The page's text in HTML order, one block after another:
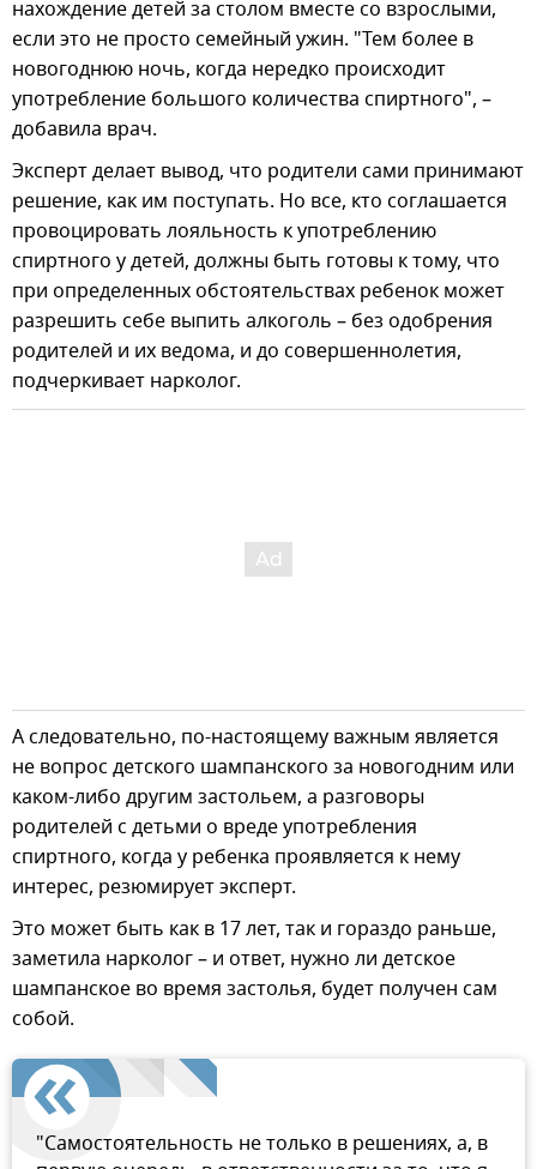
нахождение детей за столом вместе со взрослыми,
если это не просто семейный ужин. "Тем более в
новогоднюю ночь, когда нередко происходит
употребление большого количества спиртного", –
добавила врач.
Эксперт делает вывод, что родители сами принимают
решение, как им поступать. Но все, кто соглашается
провоцировать лояльность к употреблению
спиртного у детей, должны быть готовы к тому, что
при определенных обстоятельствах ребенок может
разрешить себе выпить алкоголь – без одобрения
родителей и их ведома, и до совершеннолетия,
подчеркивает нарколог.
А следовательно, по-настоящему важным является
не вопрос детского шампанского за новогодним или
каком-либо другим застольем, а разговоры
родителей с детьми о вреде употребления
спиртного, когда у ребенка проявляется к нему
интерес, резюмирует эксперт.
Это может быть как в 17 лет, так и гораздо раньше,
заметила нарколог – и ответ, нужно ли детское
шампанское во время застолья, будет получен сам
собой.
"Самостоятельность не только в решениях, а, в